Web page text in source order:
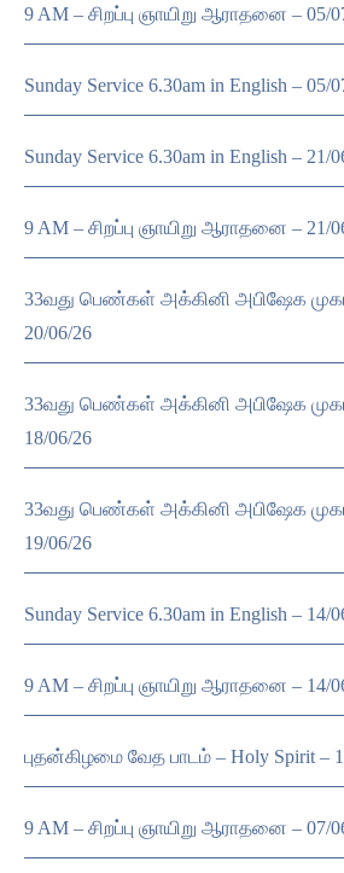
9 AM – சிறப்பு ஞாயிறு ஆராதனை – 05/
Sunday Service 6.30am in English – 05/
Sunday Service 6.30am in English – 21/
9 AM – சிறப்பு ஞாயிறு ஆராதனை – 21/
33வது பெண்கள் அக்கினி அபிஷேக
20/06/26
33வது பெண்கள் அக்கினி அபிஷேக
18/06/26
33வது பெண்கள் அக்கினி அபிஷேக
19/06/26
Sunday Service 6.30am in English – 14/
9 AM – சிறப்பு ஞாயிறு ஆராதனை – 14/
புதன்கிழமை வேத பாடம் – Holy Spirit –
9 AM – சிறப்பு ஞாயிறு ஆராதனை – 07/